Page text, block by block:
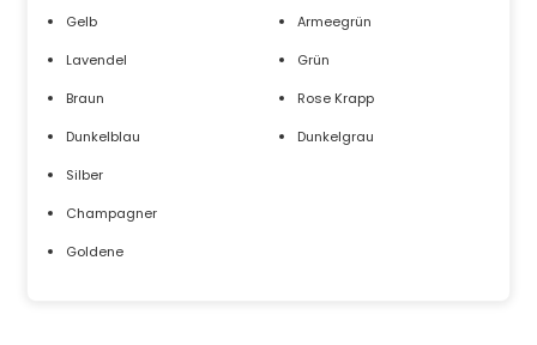
Gelb
Lavendel
Braun
Dunkelblau
Silber
Champagner
Goldene
Armeegrün
Grün
Rose Krapp
Dunkelgrau